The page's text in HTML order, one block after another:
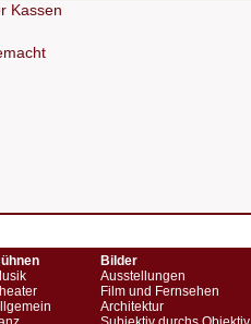
Kassen
Bilder
Ausstellungen
Film und Fernsehen
Architektur